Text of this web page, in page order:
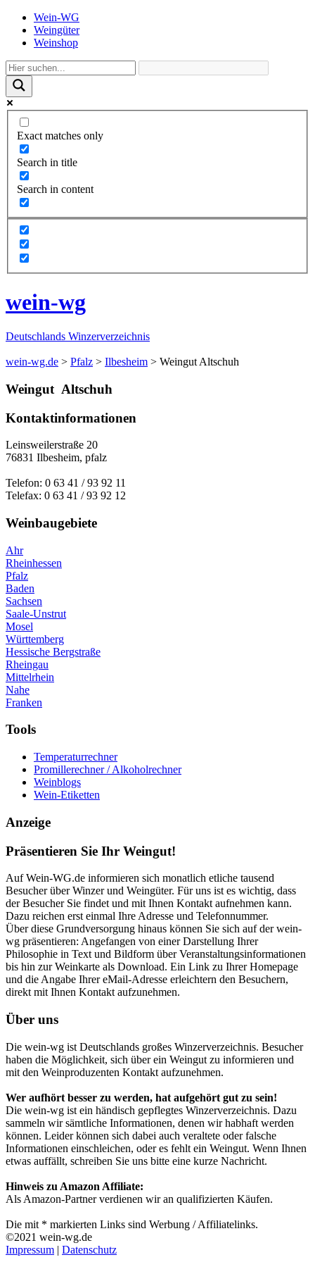
Wein-WG
Weingüter
Weinshop
Exact matches only
Search in title
Search in content
wein-wg
Deutschlands Winzerverzeichnis
wein-wg.de > Pfalz > Ilbesheim > Weingut Altschuh
Weingut Altschuh
Kontaktinformationen
Leinsweilerstraße 20
76831 Ilbesheim, pfalz
Telefon: 0 63 41 / 93 92 11
Telefax: 0 63 41 / 93 92 12
Weinbaugebiete
Ahr
Rheinhessen
Pfalz
Baden
Sachsen
Saale-Unstrut
Mosel
Württemberg
Hessische Bergstraße
Rheingau
Mittelrhein
Nahe
Franken
Tools
Temperaturrechner
Promillerechner / Alkoholrechner
Weinblogs
Wein-Etiketten
Anzeige
Präsentieren Sie Ihr Weingut!
Auf Wein-WG.de informieren sich monatlich etliche tausend
Besucher über Winzer und Weingüter. Für uns ist es wichtig, dass
der Besucher Sie findet und mit Ihnen Kontakt aufnehmen kann.
Dazu reichen erst einmal Ihre Adresse und Telefonnummer.
Über diese Grundversorgung hinaus können Sie sich auf der wein-
wg präsentieren: Angefangen von einer Darstellung Ihrer
Philosophie in Text und Bildform über Veranstaltungsinformationen
bis hin zur Weinkarte als Download. Ein Link zu Ihrer Homepage
und die Angabe Ihrer eMail-Adresse erleichtern den Besuchern,
direkt mit Ihnen Kontakt aufzunehmen.
Über uns
Die wein-wg ist Deutschlands großes Winzerverzeichnis. Besucher
haben die Möglichkeit, sich über ein Weingut zu informieren und
mit den Weinproduzenten Kontakt aufzunehmen.
Wer aufhört besser zu werden, hat aufgehört gut zu sein!
Die wein-wg ist ein händisch gepflegtes Winzerverzeichnis. Dazu
sammeln wir sämtliche Informationen, denen wir habhaft werden
können. Leider können sich dabei auch veraltete oder falsche
Informationen einschleichen, oder es fehlt ein Weingut. Wenn Ihnen
etwas auffällt, schreiben Sie uns bitte eine kurze Nachricht.
Hinweis zu Amazon Affiliate:
Als Amazon-Partner verdienen wir an qualifizierten Käufen.
Die mit * markierten Links sind Werbung / Affiliatelinks.
©2021 wein-wg.de
Impressum | Datenschutz